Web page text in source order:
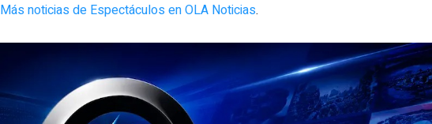
Más noticias de Espectáculos en OLA Noticias.